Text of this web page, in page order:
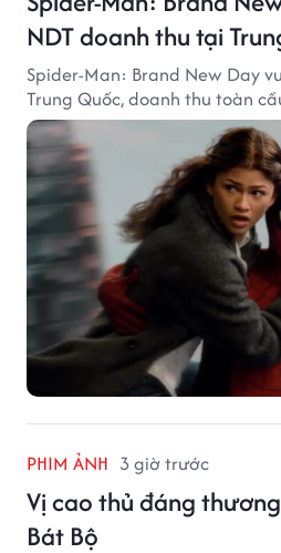
NDT doanh thu tại
Spider-Man: Brand New Day
Trung Quốc, doanh thu toàn
PHIM ẢNH 3 giờ trước
Vị cao thủ đáng
Bát Bộ